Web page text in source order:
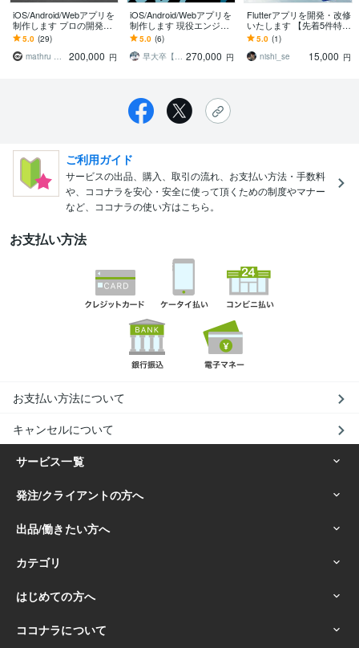
iOS/Android/Webアプリを
制作します プロの開発力
で低価格・高品質なアプ
リをリリースまでサポー
ト
5.0 (29)
mathru 広瀬マサル
200,000 円
iOS/Android/Webアプリを
制作します 現役エンジニ
アがマルチプラットフォ
ーム対応アプリを制作し
ます
5.0 (6)
早大卒【現役ITエンジニア】 270,000 円
Flutterアプリを開発・改修
いたします 【先着5件特
価】あなたのイメージを
アプリで実現いたします
5.0 (1)
nishi_se
15,000 円
ご利用ガイド
サービスの出品、購入、取引の流れ、お支払い方法・手数料
や、ココナラを安心・安全に使って頂くための制度やマナー
など、ココナラの使い方はこちら。
お支払い方法
お支払い方法について
キャンセルについて